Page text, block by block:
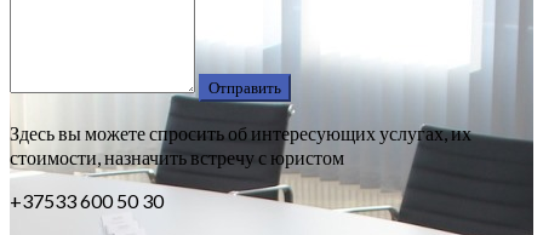
Здесь вы можете спросить об интересующих услугах, их
стоимости, назначить встречу с юристом
+37533 600 50 30